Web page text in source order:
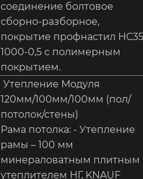
соединение болтовое
сборно-разборное,
покрытие профнастил
1000-0,5 с полимерным
покрытием.
Утепление Модуля
120мм/100мм/100мм (пол/
потолок/стены)
Рама потолка: - Утепление
рамы – 100 мм
минераловатным плитным
утеплителем НГ, KNAUF